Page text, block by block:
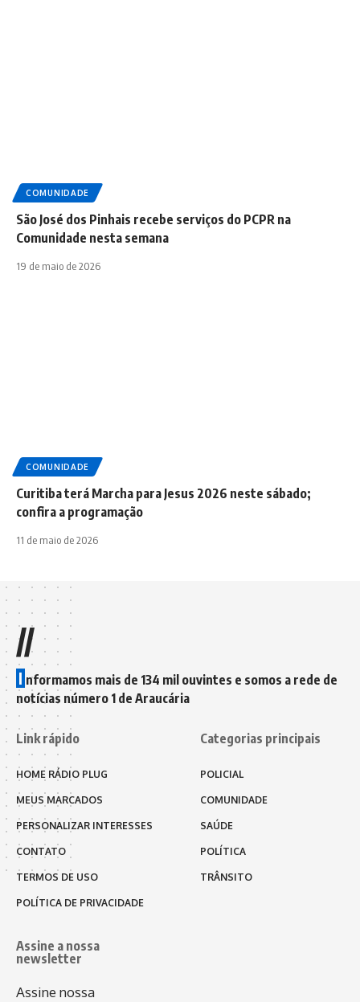
COMUNIDADE
São José dos Pinhais recebe serviços do PCPR na
Comunidade nesta semana
19 de maio de 2026
COMUNIDADE
Curitiba terá Marcha para Jesus 2026 neste sábado;
confira a programação
11 de maio de 2026
//
I nformamos mais de 134 mil ouvintes e somos a rede de
notícias número 1 de Araucária
Link rápido
HOME RÁDIO PLUG
MEUS MARCADOS
PERSONALIZAR INTERESSES
CONTATO
TERMOS DE USO
POLÍTICA DE PRIVACIDADE
Categorias principais
POLICIAL
COMUNIDADE
SAÚDE
POLÍTICA
TRÂNSITO
Assine a nossa
newsletter
Assine nossa